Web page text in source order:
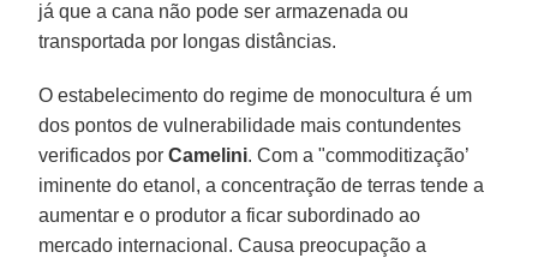
já que a cana não pode ser armazenada ou
transportada por longas distâncias.
O estabelecimento do regime de monocultura é um
dos pontos de vulnerabilidade mais contundentes
verificados porCamelini. Com a "commoditização’
iminente do etanol, a concentração de terras tende a
aumentar e o produtor a ficar subordinado ao
mercado internacional. Causa preocupação a